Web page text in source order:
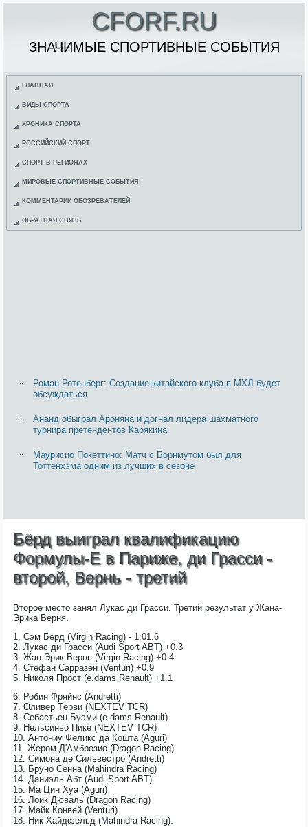
CFORF.RU
ЗНАЧИМЫЕ СПОРТИВНЫЕ СОБЫТИЯ
ГЛАВНАЯ
ВИДЫ СПОРТА
ХРОНИКА СПОРТА
РОССИЙСКИЙ СПОРТ
СПОРТ В РЕГИОНАХ
МИРОВЫЕ СПОРТИВНЫЕ СОБЫТИЯ
КОММЕНТАРИИ ОБОЗРЕВАТЕЛЕЙ
ОБРАТНАЯ СВЯЗЬ
Роман Ротенберг: Создание китайского клуба в МХЛ будет
обсуждаться
Ананд обыграл Ароняна и догнал лидера шахматного
турнира претендентов Карякина
Маурисио Покеттино: Матч с Борнмутом был для
Тоттенхэма одним из лучших в сезоне
Бёрд выиграл квалификацию
Формулы-Е в Париже, ди Грасси -
второй, Вернь - третий
Второе место занял Лукас ди Грасси. Третий результат у Жана-
Эрика Верня.
1. Сэм Бёрд (Virgin Racing) - 1:01.6
2. Лукас ди Грасси (Audi Sport ABT) +0.3
3. Жан-Эрик Вернь (Virgin Racing) +0.4
4. Стефан Сарразен (Venturi) +0.9
5. Николя Прост (e.dams Renault) +1.1
6. Робин Фряйнс (Andretti)
7. Оливер Тёрви (NEXTEV TCR)
8. Себастьен Буэми (e.dams Renault)
9. Нельсиньо Пике (NEXTEV TCR)
10. Антониу Феликс да Кошта (Aguri)
11. Жером Д'Амброзио (Dragon Racing)
12. Симона де Сильвестро (Andretti)
13. Бруно Сенна (Mahindra Racing)
14. Даниэль Абт (Audi Sport ABT)
15. Ма Цин Хуа (Aguri)
16. Лоик Дюваль (Dragon Racing)
17. Майк Конвей (Venturi)
18. Ник Хайдфельд (Mahindra Racing).